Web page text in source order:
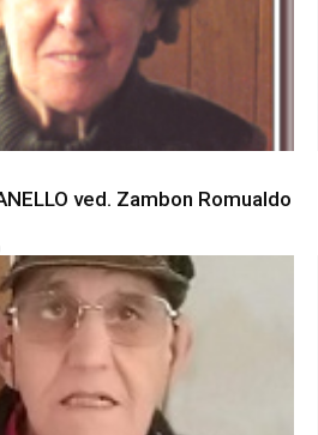
ved. Zambon Romualdo